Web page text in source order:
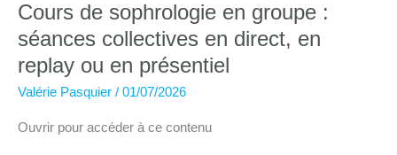
Cours de sophrologie en groupe :
séances collectives en direct, en
replay ou en présentiel
Valérie Pasquier / 01/07/2026
Ouvrir pour accéder à ce contenu